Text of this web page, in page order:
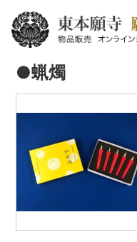
●蝋燭